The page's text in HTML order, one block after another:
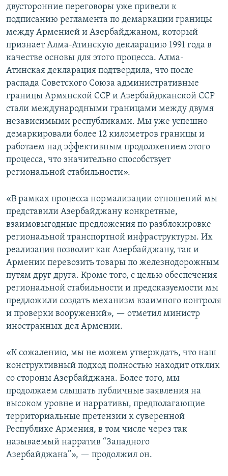
двусторонние переговоры уже привели к
подписанию регламента по демаркации границы
между Арменией и Азербайджаном, который
признает Алма-Атинскую декларацию 1991 года в
качестве основы для этого процесса. Алма-
Атинская декларация подтвердила, что после
распада Советского Союза административные
границы Армянской ССР и Азербайджанской ССР
стали международными границами между двумя
независимыми республиками. Мы уже успешно
демаркировали более 12 километров границы и
работаем над эффективным продолжением этого
процесса, что значительно способствует
региональной стабильности».
«В рамках процесса нормализации отношений мы
представили Азербайджану конкретные,
взаимовыгодные предложения по разблокировке
региональной транспортной инфраструктуры. Их
реализация позволит как Азербайджану, так и
Армении перевозить товары по железнодорожным
путям друг друга. Кроме того, с целью обеспечения
региональной стабильности и предсказуемости мы
предложили создать механизм взаимного контроля
и проверки вооружений», — отметил министр
иностранных дел Армении.
«К сожалению, мы не можем утверждать, что наш
конструктивный подход полностью находит отклик
со стороны Азербайджана. Более того, мы
продолжаем слышать публичные заявления на
высоком уровне и нарративы, предполагающие
территориальные претензии к суверенной
Республике Армения, в том числе через так
называемый нарратив “Западного
Азербайджана”», — продолжил он.